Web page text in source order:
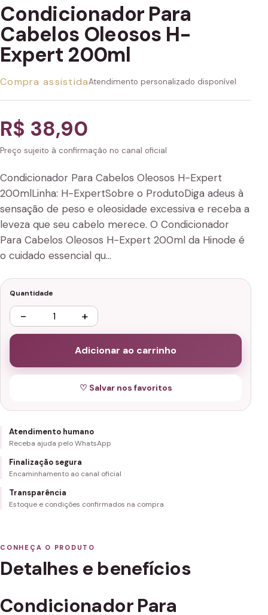
Condicionador Para
Cabelos Oleosos H-
Expert 200ml
Compra assistidaAtendimento personalizado disponível
R$ 38,90
Preço sujeito à confirmação no canal oficial
Condicionador Para Cabelos Oleosos H-Expert
200mlLinha: H-ExpertSobre o ProdutoDiga adeus à
sensação de peso e oleosidade excessiva e receba a
leveza que seu cabelo merece. O Condicionador
Para Cabelos Oleosos H-Expert 200ml da Hinode é
o cuidado essencial qu…
Quantidade
− +
Adicionar ao carrinho
♡ Salvar nos favoritos
Atendimento humano
Receba ajuda pelo WhatsApp
Finalização segura
Encaminhamento ao canal oficial
Transparência
Estoque e condições confirmados na compra
CONHEÇA O PRODUTO
Detalhes e benefícios
Condicionador Para